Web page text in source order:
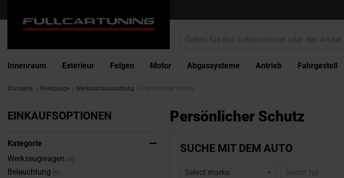
Innenraum Exterieur Felgen Motor Abgassysteme Antrieb Fahrgestell
Startseite Werkzeuge Werkstattausstattung
Persönlicher Schutz
SUCHE MIT DEM AUTO
Select marke Select typ
EINKAUFSOPTIONEN
Kategorie
Werkzeugwagen
4
Beleuchtung 6